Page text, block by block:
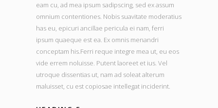
eam cu, ad mea ipsum sadipscing, sed ex assum
omnium contentiones. Nobis suavitate moderatius
has eu, epicuri ancillae pericula ei nam, ferri
ipsum quaeque est ea. Ex omnis menandri
conceptam his.Ferri reque integre mea ut, eu eos
vide errem noluisse. Putent laoreet et ius. Vel
utroque dissentias ut, nam ad soleat alterum
maluisset, cu est copiosae intellegat inciderint.